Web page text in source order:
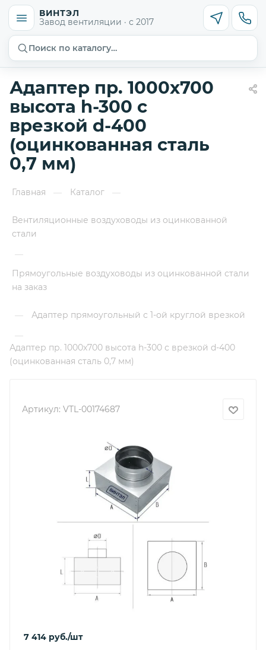
ВИНТЭЛ
Завод вентиляции · с 2017
Поиск по каталогу…
Адаптер пр. 1000х700
высота h-300 с
врезкой d-400
(оцинкованная сталь
0,7 мм)
Главная — Каталог —
Вентиляционные воздуховоды из оцинкованной
стали
—
Прямоугольные воздуховоды из оцинкованной стали
на заказ
—
Адаптер прямоугольный с 1-ой круглой врезкой
—
Адаптер пр. 1000х700 высота h-300 с врезкой d-400
(оцинкованная сталь 0,7 мм)
Артикул: VTL-00174687
7 414 руб./шт